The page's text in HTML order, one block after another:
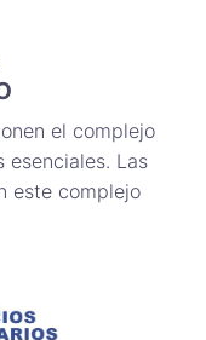
el complejo
esenciales. Las
este complejo